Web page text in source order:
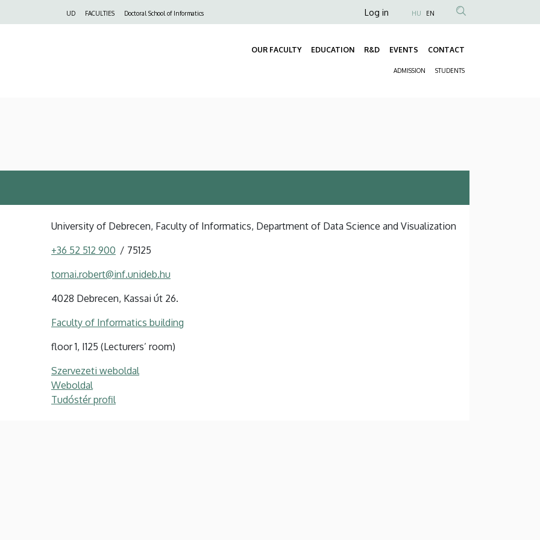
UD FACULTIES Doctoral School of Informatics
Anonim
fiók
Log in HU EN
OUR FACULTY EDUCATION R&D EVENTS CONTACT
ADMISSION STUDENTS
University of Debrecen, Faculty of Informatics, Department of Data Science and Visualization
+36 52 512 900 75125
tornai.robert@inf.unideb.hu
4028 Debrecen, Kassai út 26.
Faculty of Informatics building
floor 1, I125 (Lecturers’ room)
Szervezeti weboldal
Weboldal
Tudóstér profil